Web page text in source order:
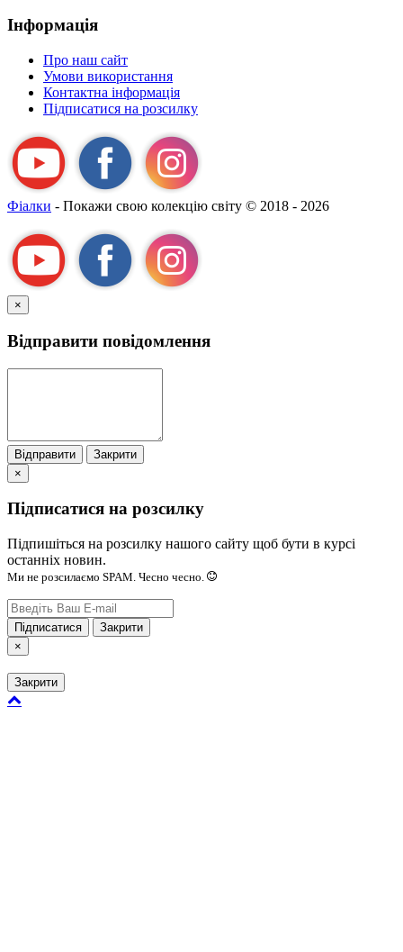
Інформація
Про наш сайт
Умови використання
Контактна інформація
Підписатися на розсилку
Фіалки - Покажи свою колекцію світу © 2018 - 2026
×
Відправити повідомлення
Відправити
Закрити
×
Підписатися на розсилку
Підпишіться на розсилку нашого сайту щоб бути в курсі
останніх новин.
Ми не розсилаємо SPAM. Чесно чесно.
Підписатися
Закрити
×
Закрити